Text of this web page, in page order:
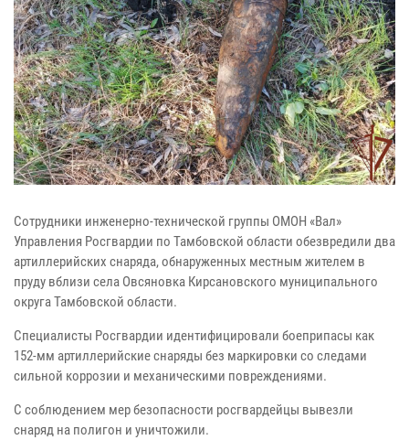
Сотрудники инженерно-технической группы ОМОН «Вал»
Управления Росгвардии по Тамбовской области обезвредили два
артиллерийских снаряда, обнаруженных местным жителем в
пруду вблизи села Овсяновка Кирсановского муниципального
округа Тамбовской области.
Специалисты Росгвардии идентифицировали боеприпасы как
152-мм артиллерийские снаряды без маркировки со следами
сильной коррозии и механическими повреждениями.
С соблюдением мер безопасности росгвардейцы вывезли
снаряд на полигон и уничтожили.